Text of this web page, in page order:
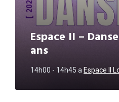
Espace II –
ans
14h00 - 14h45 a Espace II